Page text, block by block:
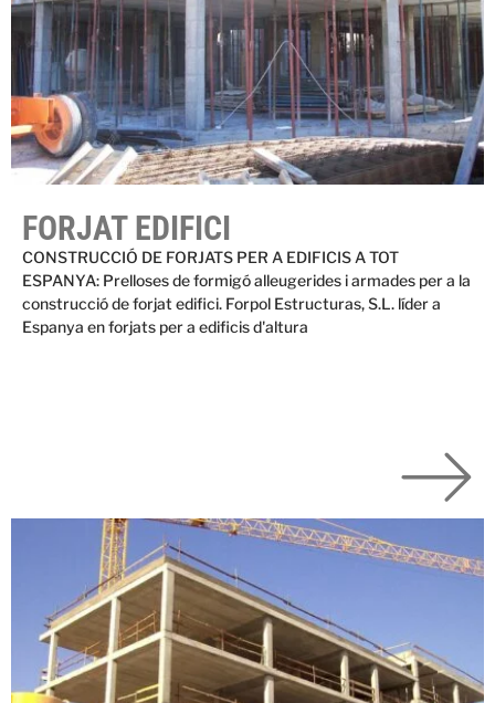
FORJAT EDIFICI
CONSTRUCCIÓ DE FORJATS PER A EDIFICIS A TOT
ESPANYA: Prelloses de formigó alleugerides i armades per a la
construcció de forjat edifici. Forpol Estructuras, S.L. líder a
Espanya en forjats per a edificis d'altura